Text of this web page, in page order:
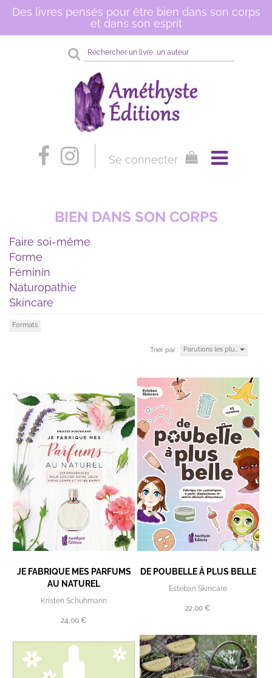
Des livres pensés pour être bien dans son corps
et dans son esprit
Rechercher
sur
site
Se connecter
BIEN DANS SON CORPS
Faire soi-même
Forme
Féminin
Naturopathie
Skincare
Formats
Trier par : Parutions les plu…
JE FABRIQUE MES PARFUMS
AU NATUREL
Kristen Schuhmann
24,00 €
DE POUBELLE À PLUS BELLE
Esteban Skincare
22,00 €